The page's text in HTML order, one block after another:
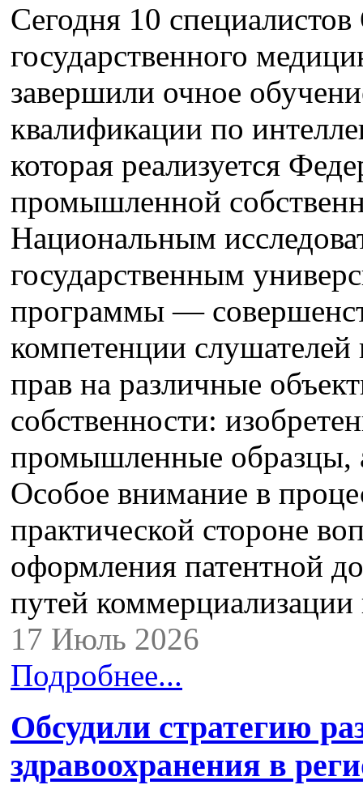
Сегодня 10
государственного
завершили очное
квалификации по
которая реализуется
промышленной
Национальным
государственным
программы —
компетенции
прав на различные
собственности:
промышленные образцы,
Особое внимание в
практической стороне
оформления патентной
путей
17 Июль 2026
Подробнее...
Обсудили стратегию
здравоохранения в